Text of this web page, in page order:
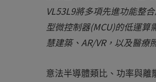
VL53L9將多項先進功能整
型微控制器(MCU)的低運算
慧建築、AR/VR，以及醫療
意法半導體類比、功率與離